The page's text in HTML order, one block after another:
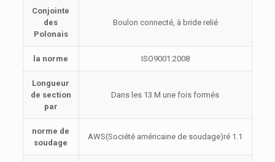
Conjointe
des
Polonais
Boulon connecté, à bride relié
la norme ISO9001:2008
Longueur
de section
par
Dans les 13 M une fois formés
norme de
soudage
AWS(Société américaine de soudage)ré 1.1